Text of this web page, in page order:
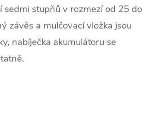
sedmi stupňů v rozmezí od 25 do
závěs a mulčovací vložka jsou
nabíječka akumulátoru se